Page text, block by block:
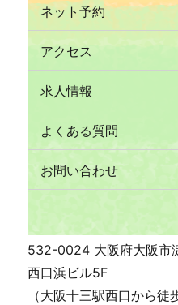
ネット予約
アクセス
求人情報
よくある質問
お問い合わせ
532-0024 大阪府大阪市
西口浜ビル5F
（大阪十三駅西口から徒